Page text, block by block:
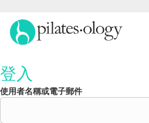
登入
使用者名稱或電子郵件